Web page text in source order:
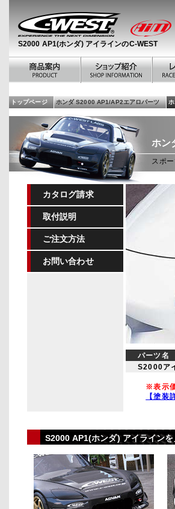
S2000 AP1(ホンダ) アイラインのC-WEST
トップページ ホンダ S2000 AP1/AP2エアロパーツ
ホン
スポ
カタログ請求
取付説明
ご注文方法
お問い合わせ
パーツ名
S2000ア
※表示価
【塗装
S2000 AP1(ホンダ) アイライン